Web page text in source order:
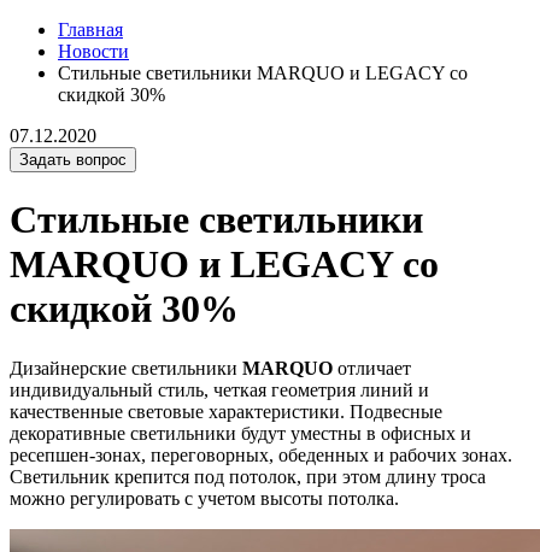
Главная
Новости
Стильные светильники MARQUO и LEGACY со
скидкой 30%
07.12.2020
Задать вопрос
Стильные светильники
MARQUO и LEGACY со
скидкой 30%
Дизайнерские светильники MARQUO отличает
индивидуальный стиль, четкая геометрия линий и
качественные световые характеристики. Подвесные
декоративные светильники будут уместны в офисных и
ресепшен-зонах, переговорных, обеденных и рабочих зонах.
Светильник крепится под потолок, при этом длину троса
можно регулировать с учетом высоты потолка.